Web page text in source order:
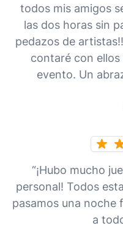
todos mis amigos
las dos horas sin
pedazos de
contaré con ellos
evento. Un
“¡Hubo mucho
personal! Todos
pasamos una noche
a